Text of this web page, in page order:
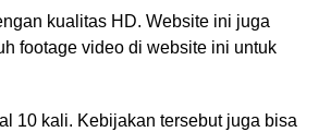
kualitas HD. Website ini juga
footage video di website ini untuk
10 kali. Kebijakan tersebut juga bisa